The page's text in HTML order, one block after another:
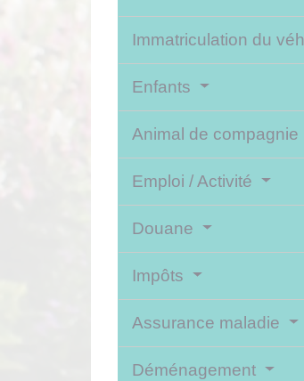
Immatriculation du
Enfants
Animal de compagnie
Emploi / Activité
Douane
Impôts
Assurance maladie
Déménagement